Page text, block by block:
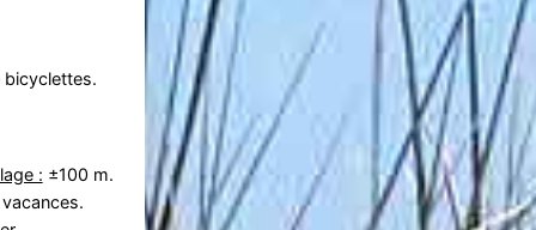
bicyclettes.
: ±100 m.